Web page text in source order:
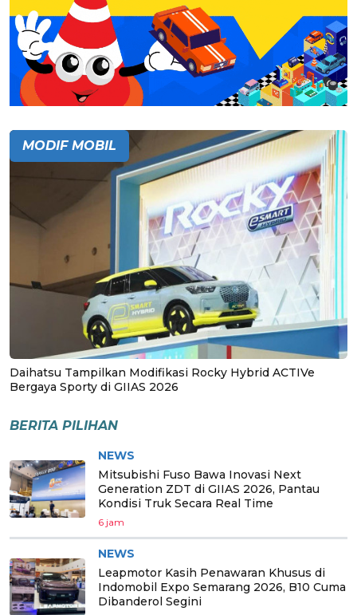
MODIF MOBIL
Daihatsu Tampilkan Modifikasi Rocky Hybrid ACTIVe
Bergaya Sporty di GIIAS 2026
BERITA PILIHAN
NEWS
Mitsubishi Fuso Bawa Inovasi Next
Generation ZDT di GIIAS 2026, Pantau
Kondisi Truk Secara Real Time
6 jam
NEWS
Leapmotor Kasih Penawaran Khusus di
Indomobil Expo Semarang 2026, B10 Cuma
Dibanderol Segini